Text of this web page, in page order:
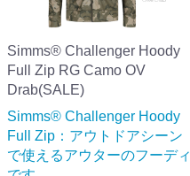
Simms® Challenger Hoody
Full Zip RG Camo OV
Drab(SALE)
Simms® Challenger Hoody
Full Zip：アウトドアシーン
で使えるアウターのフーディ